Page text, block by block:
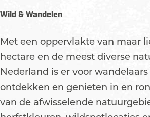
Wild & Wandelen
Met een oppervlakte van maar
hectare en de meest diverse
Nederland is er voor
ontdekken en genieten in en
van de afwisselende